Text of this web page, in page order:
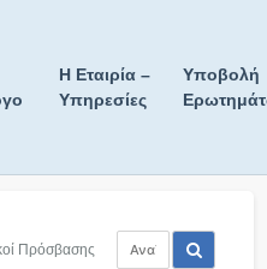
Η Εταιρία –
Υπηρεσίες
Υποβολή
Πρόσβασης